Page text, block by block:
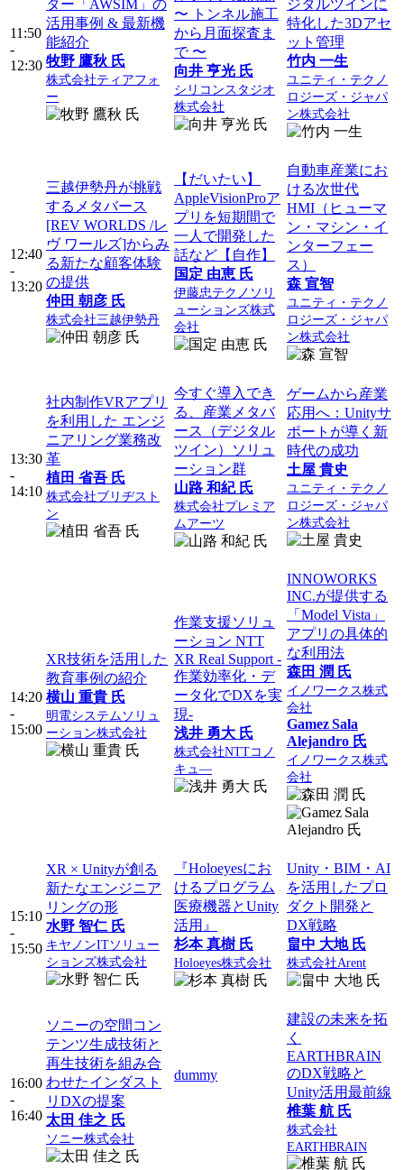
11:50
-
12:30
ター「AWSIM」の
活用事例 & 最新機
能紹介
牧野 鷹秋 氏
株式会社ティアフォ
ー
〜 トンネル施工
から月面探査ま
で 〜
向井 亨光 氏
シリコンスタジオ
株式会社
ジタルツインに
特化した3Dアセ
ット管理
竹内 一生
ユニティ・テクノ
ロジーズ・ジャパ
ン株式会社
12:40
-
13:20
三越伊勢丹が挑戦
するメタバース
[REV WORLDS /レ
ヴ ワールズ]からみ
る新たな顧客体験
の提供
仲田 朝彦 氏
株式会社三越伊勢丹
【だいたい】
AppleVisionProア
プリを短期間で
一人で開発した
話など【自作】
国定 由恵 氏
伊藤忠テクノソリ
ューションズ株式
会社
自動車産業にお
ける次世代
HMI（ヒューマ
ン・マシン・イ
ンターフェー
ス）
森 宣智
ユニティ・テクノ
ロジーズ・ジャパ
ン株式会社
13:30
-
14:10
社内制作VRアプリ
を利用した エンジ
ニアリング業務改
革
植田 省吾 氏
株式会社ブリヂスト
ン
今すぐ導入でき
る、産業メタバ
ース（デジタル
ツイン）ソリュ
ーション群
山路 和紀 氏
株式会社プレミア
ムアーツ
ゲームから産業
応用へ：Unityサ
ポートが導く新
時代の成功
土屋 貴史
ユニティ・テクノ
ロジーズ・ジャパ
ン株式会社
14:20
-
15:00
XR技術を活用した
教育事例の紹介
横山 重貴 氏
明電システムソリュ
ーション株式会社
作業支援ソリュ
ーション NTT
XR Real Support -
作業効率化・デ
ータ化でDXを実
現-
浅井 勇大 氏
株式会社NTTコノ
キュ―
INNOWORKS
INC.が提供する
「Model Vista」
アプリの具体的
な利用法
森田 潤 氏
イノワークス株式
会社
Gamez Sala
Alejandro 氏
イノワークス株式
会社
15:10
-
15:50
XR × Unityが創る
新たなエンジニア
リングの形
水野 智仁 氏
キヤノンITソリュー
ションズ株式会社
『Holoeyesにお
けるプログラム
医療機器とUnity
活用』
杉本 真樹 氏
Holoeyes株式会社
Unity・BIM・AI
を活用したプロ
ダクト開発と
DX戦略
畠中 大地 氏
株式会社Arent
16:00
-
16:40
ソニーの空間コン
テンツ生成技術と
再生技術を組み合
わせたインダスト
リDXの提案
太田 佳之 氏
ソニー株式会社
dummy
建設の未来を拓
く
EARTHBRAIN
のDX戦略と
Unity活用最前線
椎葉 航 氏
株式会社
EARTHBRAIN